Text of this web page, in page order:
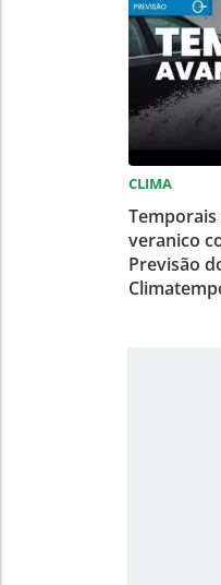
CLIMA
Temporais
veranico
Previsão